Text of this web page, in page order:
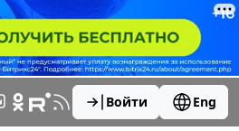
Войти Eng